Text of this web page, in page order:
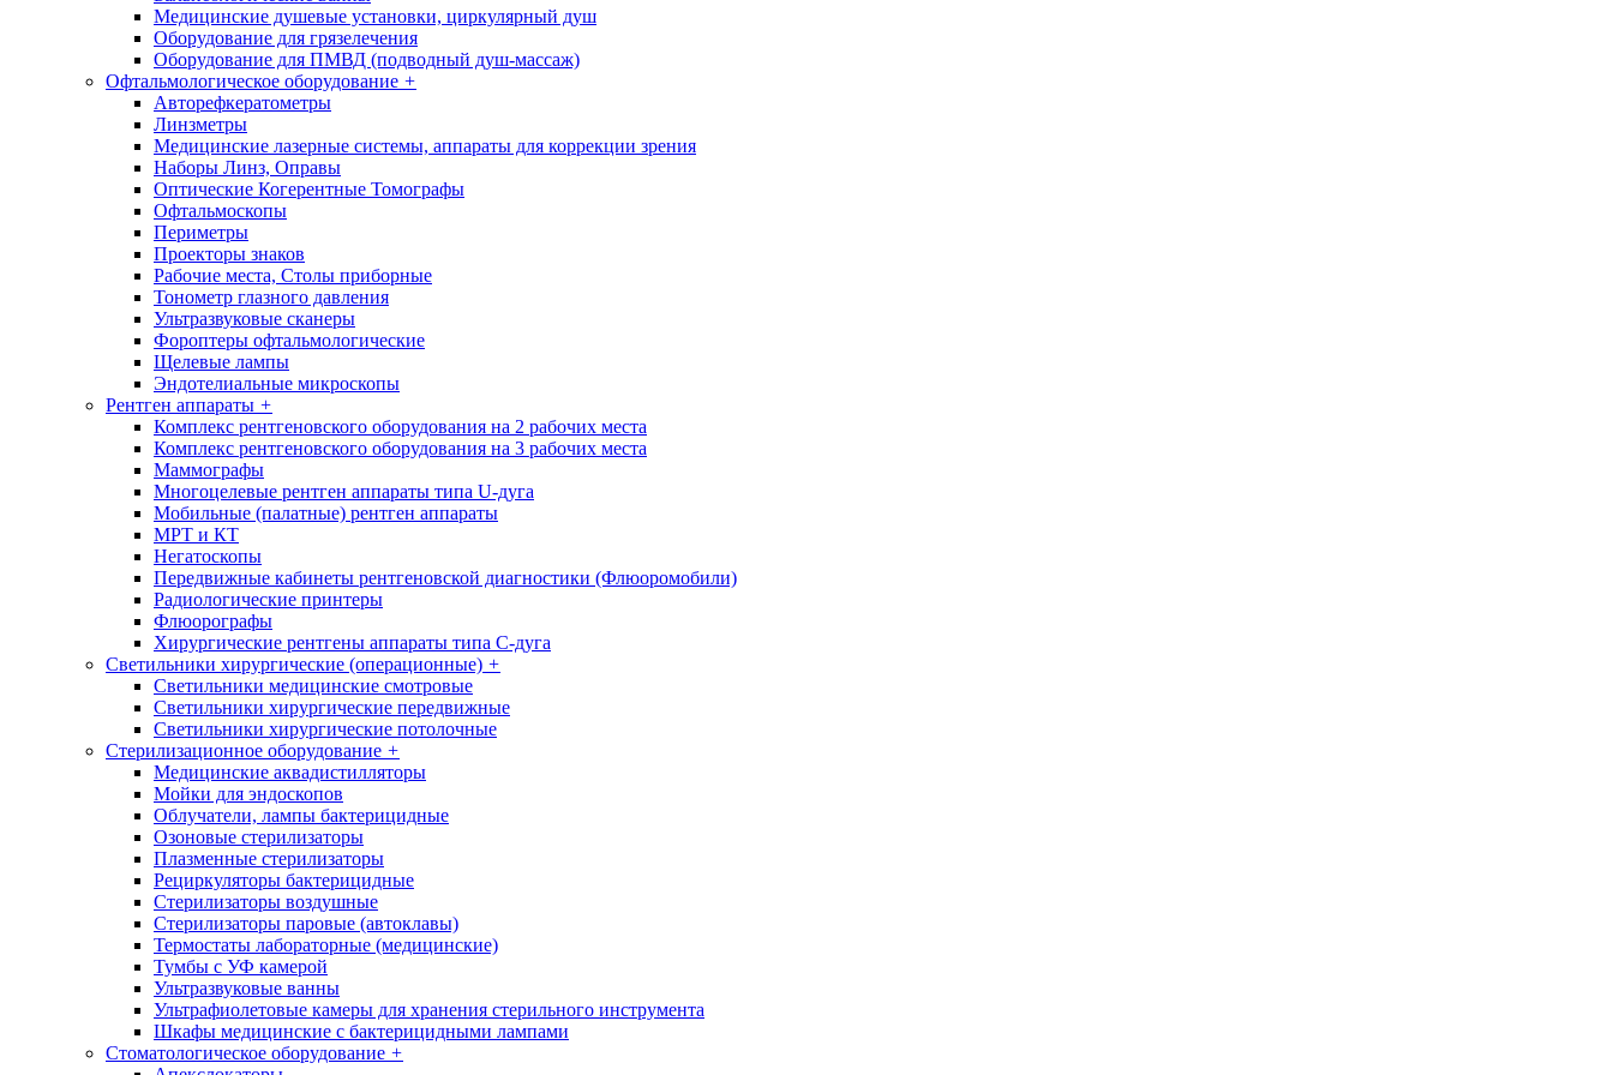
Медицинские душевые установки, циркулярный душ
Оборудование для грязелечения
Оборудование для ПМВД (подводный душ-массаж)
Офтальмологическое оборудование +
Авторефкератометры
Линзметры
Медицинские лазерные системы, аппараты для коррекции зрения
Наборы Линз, Оправы
Оптические Когерентные Томографы
Офтальмоскопы
Периметры
Проекторы знаков
Рабочие места, Столы приборные
Тонометр глазного давления
Ультразвуковые сканеры
Фороптеры офтальмологические
Щелевые лампы
Эндотелиальные микроскопы
Рентген аппараты +
Комплекс рентгеновского оборудования на 2 рабочих места
Комплекс рентгеновского оборудования на 3 рабочих места
Маммографы
Многоцелевые рентген аппараты типа U-дуга
Мобильные (палатные) рентген аппараты
МРТ и КТ
Негатоскопы
Передвижные кабинеты рентгеновской диагностики (Флюоромобили)
Радиологические принтеры
Флюорографы
Хирургические рентгены аппараты типа С-дуга
Светильники хирургические (операционные) +
Светильники медицинские смотровые
Светильники хирургические передвижные
Светильники хирургические потолочные
Стерилизационное оборудование +
Медицинские аквадистилляторы
Мойки для эндоскопов
Облучатели, лампы бактерицидные
Озоновые стерилизаторы
Плазменные стерилизаторы
Рециркуляторы бактерицидные
Стерилизаторы воздушные
Стерилизаторы паровые (автоклавы)
Термостаты лабораторные (медицинские)
Тумбы с УФ камерой
Ультразвуковые ванны
Ультрафиолетовые камеры для хранения стерильного инструмента
Шкафы медицинские с бактерицидными лампами
Стоматологическое оборудование +